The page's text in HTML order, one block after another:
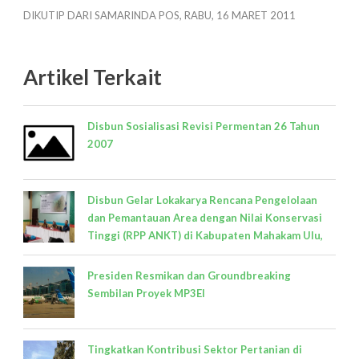
DIKUTIP DARI SAMARINDA POS, RABU, 16 MARET 2011
Artikel Terkait
Disbun Sosialisasi Revisi Permentan 26 Tahun
2007
Disbun Gelar Lokakarya Rencana Pengelolaan
dan Pemantauan Area dengan Nilai Konservasi
Tinggi (RPP ANKT) di Kabupaten Mahakam Ulu,
Presiden Resmikan dan Groundbreaking
Sembilan Proyek MP3EI
Tingkatkan Kontribusi Sektor Pertanian di